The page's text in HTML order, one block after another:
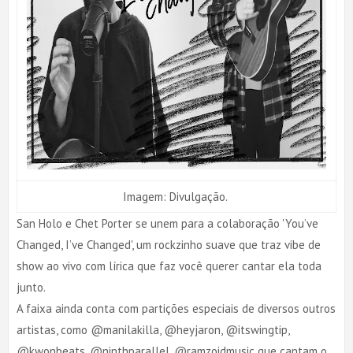
Imagem: Divulgação.
San Holo e Chet Porter se unem para a colaboração 'You’ve
Changed, I’ve Changed', um rockzinho suave que traz vibe de
show ao vivo com lírica que faz você querer cantar ela toda
junto.
A faixa ainda conta com partições especiais de diversos outros
artistas, como @manilakilla, @heyjaron, @itswingtip,